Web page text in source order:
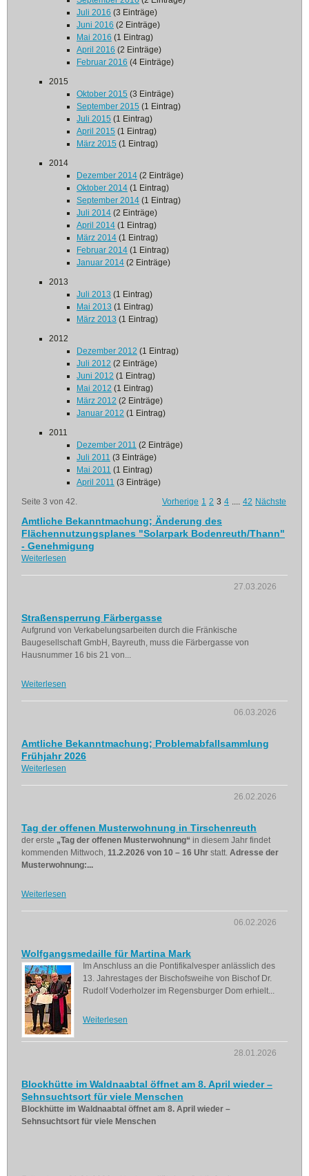
Juli 2016 (3 Einträge)
Juni 2016 (2 Einträge)
Mai 2016 (1 Eintrag)
April 2016 (2 Einträge)
Februar 2016 (4 Einträge)
2015
Oktober 2015 (3 Einträge)
September 2015 (1 Eintrag)
Juli 2015 (1 Eintrag)
April 2015 (1 Eintrag)
März 2015 (1 Eintrag)
2014
Dezember 2014 (2 Einträge)
Oktober 2014 (1 Eintrag)
September 2014 (1 Eintrag)
Juli 2014 (2 Einträge)
April 2014 (1 Eintrag)
März 2014 (1 Eintrag)
Februar 2014 (1 Eintrag)
Januar 2014 (2 Einträge)
2013
Juli 2013 (1 Eintrag)
Mai 2013 (1 Eintrag)
März 2013 (1 Eintrag)
2012
Dezember 2012 (1 Eintrag)
Juli 2012 (2 Einträge)
Juni 2012 (1 Eintrag)
Mai 2012 (1 Eintrag)
März 2012 (2 Einträge)
Januar 2012 (1 Eintrag)
2011
Dezember 2011 (2 Einträge)
Juli 2011 (3 Einträge)
Mai 2011 (1 Eintrag)
April 2011 (3 Einträge)
Seite 3 von 42.
Vorherige 1 2 3 4 .... 42 Nächste
Amtliche Bekanntmachung; Änderung des
Flächennutzungsplanes "Solarpark Bodenreuth/Thann"
- Genehmigung
Weiterlesen
27.03.2026
Straßensperrung Färbergasse
Aufgrund von Verkabelungsarbeiten durch die Fränkische
Baugesellschaft GmbH, Bayreuth, muss die Färbergasse von
Hausnummer 16 bis 21 von...
Weiterlesen
06.03.2026
Amtliche Bekanntmachung; Problemabfallsammlung
Frühjahr 2026
Weiterlesen
26.02.2026
Tag der offenen Musterwohnung in Tirschenreuth
der erste „Tag der offenen Musterwohnung“ in diesem Jahr findet
kommenden Mittwoch, 11.2.2026 von 10 – 16 Uhr statt. Adresse der
Musterwohnung:...
Weiterlesen
06.02.2026
Wolfgangsmedaille für Martina Mark
Im Anschluss an die Pontifikalvesper anlässlich des
13. Jahrestages der Bischofsweihe von Bischof Dr.
Rudolf Voderholzer im Regensburger Dom erhielt...
Weiterlesen
28.01.2026
Blockhütte im Waldnaabtal öffnet am 8. April wieder –
Sehnsuchtsort für viele Menschen
Blockhütte im Waldnaabtal öffnet am 8. April wieder –
Sehnsuchtsort für viele Menschen